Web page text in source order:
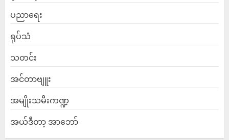
ပညာရေး
ရုပ်သံ
သတင်း
အင်တာဗျူး
အမျိုးသမီးကဏ္ဍ
အယ်ဒီတာ့ အာဘော်